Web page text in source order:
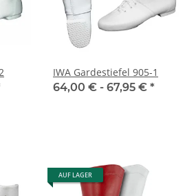
IWA Gardestiefel 905-1
64,00 € - 67,95 € *
AUF LAGER